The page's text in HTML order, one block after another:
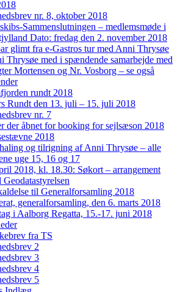
nr. 8, oktober 2018
Sammenslutningen – medlemsmøde i
Dato: fredag den 2. november 2018
glimt fra e-Gastros tur med Anni Thrysøe
Thrysøe med i spændende samarbejde med
Mortensen og Nr. Vosborg – se også
rundt 2018
Rundt den 13. juli – 15. juli 2018
nr. 7
der åbnet for booking for sejlsæson 2018
2018
og tilrigning af Anni Thrysøe – alle
uge 15, 16 og 17
2018, kl. 18.30: Søkort – arrangement
Geodatastyrelsen
til Generalforsamling 2018
generalforsamling, den 6. marts 2018
i Aalborg Regatta, 15.-17. juni 2018
fra TS
2
3
4
5